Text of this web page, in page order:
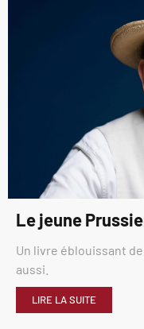
Le jeune
Un livre éblouissant
aussi.
LIRE LA SUITE